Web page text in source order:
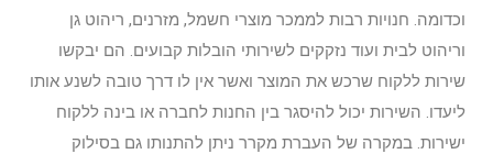
וכדומה. חנויות רבות לממכר מוצרי חשמל, מזרנים, ריהוט גן
וריהוט לבית ועוד נזקקים לשירותי הובלות קבועים. הם יבקשו
שירות ללקוח שרכש את המוצר ואשר אין לו דרך טובה לשנע אותו
ליעדו. השירות יכול להיסגר בין החנות לחברה או בינה ללקוח
ישירות. במקרה של העברת מקרר ניתן להתנותו גם בסילוק